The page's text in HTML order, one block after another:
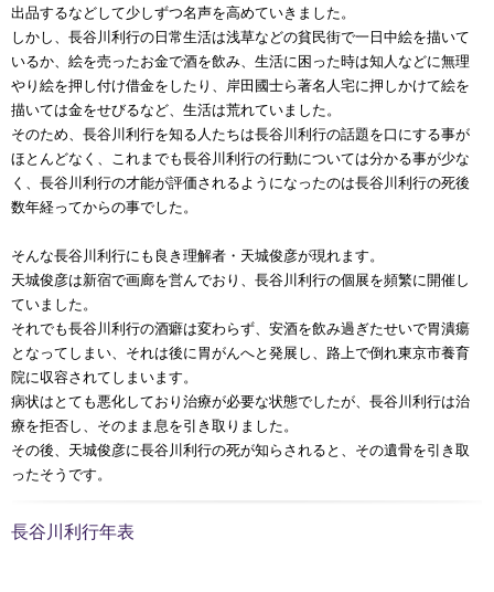
出品するなどして少しずつ名声を高めていきました。
しかし、長谷川利行の日常生活は浅草などの貧民街で一日中絵を描いて
いるか、絵を売ったお金で酒を飲み、生活に困った時は知人などに無理
やり絵を押し付け借金をしたり、岸田國士ら著名人宅に押しかけて絵を
描いては金をせびるなど、生活は荒れていました。
そのため、長谷川利行を知る人たちは長谷川利行の話題を口にする事が
ほとんどなく、これまでも長谷川利行の行動については分かる事が少な
く、長谷川利行の才能が評価されるようになったのは長谷川利行の死後
数年経ってからの事でした。
そんな長谷川利行にも良き理解者・天城俊彦が現れます。
天城俊彦は新宿で画廊を営んでおり、長谷川利行の個展を頻繁に開催し
ていました。
それでも長谷川利行の酒癖は変わらず、安酒を飲み過ぎたせいで胃潰瘍
となってしまい、それは後に胃がんへと発展し、路上で倒れ東京市養育
院に収容されてしまいます。
病状はとても悪化しており治療が必要な状態でしたが、長谷川利行は治
療を拒否し、そのまま息を引き取りました。
その後、天城俊彦に長谷川利行の死が知らされると、その遺骨を引き取
ったそうです。
長谷川利行年表